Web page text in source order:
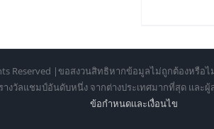
Reserved |ขอสงวนสิทธิหากข้อมูลไม่ถูกต้องหรือ
วัลแชมป์อันดับหนึ่ง จากต่างประเทศมากที่สุด และผู้
ข้อกำหนดเเละเงื่อนไข